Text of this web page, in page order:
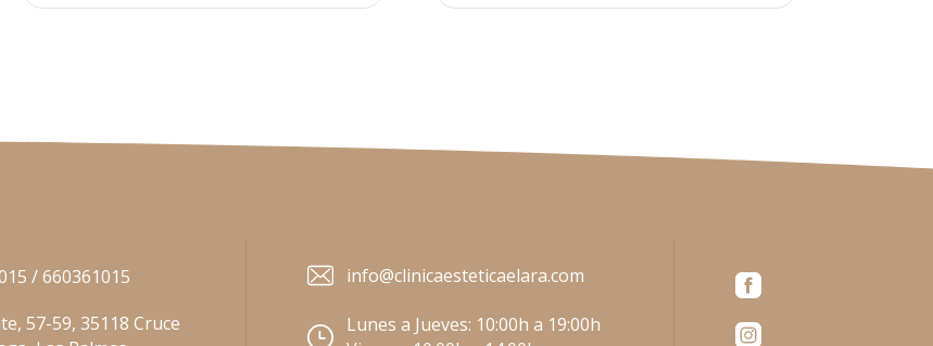
/ 660361015
57-59, 35118 Cruce
info@clinicaesteticaelara.com
Lunes a Jueves: 10:00h a 19:00h